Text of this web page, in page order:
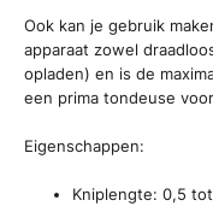
Ook kan je gebruik
apparaat zowel
opladen) en is de
een prima tondeuse
Eigenschappen:
Kniplengte: 0,5